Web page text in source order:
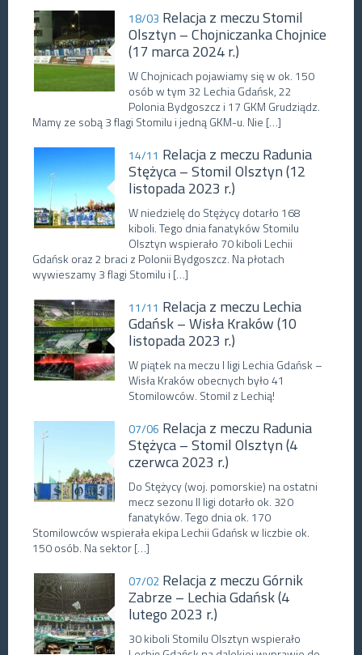
18/03 Relacja z meczu Stomil
Olsztyn – Chojniczanka Chojnice
(17 marca 2024 r.)
W Chojnicach pojawiamy się w ok. 150
osób w tym 32 Lechia Gdańsk, 22
Polonia Bydgoszcz i 17 GKM Grudziądz.
Mamy ze sobą 3 flagi Stomilu i jedną GKM-u. Nie […]
14/11 Relacja z meczu Radunia
Stężyca – Stomil Olsztyn (12
listopada 2023 r.)
W niedzielę do Stężycy dotarło 168
kiboli. Tego dnia fanatyków Stomilu
Olsztyn wspierało 70 kiboli Lechii
Gdańsk oraz 2 braci z Polonii Bydgoszcz. Na płotach
wywieszamy 3 flagi Stomilu i […]
11/11 Relacja z meczu Lechia
Gdańsk – Wisła Kraków (10
listopada 2023 r.)
W piątek na meczu I ligi Lechia Gdańsk –
Wisła Kraków obecnych było 41
Stomilowców. Stomil z Lechią!
07/06 Relacja z meczu Radunia
Stężyca – Stomil Olsztyn (4
czerwca 2023 r.)
Do Stężycy (woj. pomorskie) na ostatni
mecz sezonu II ligi dotarło ok. 320
fanatyków. Tego dnia ok. 170
Stomilowców wspierała ekipa Lechii Gdańsk w liczbie ok.
150 osób. Na sektor […]
07/02 Relacja z meczu Górnik
Zabrze – Lechia Gdańsk (4
lutego 2023 r.)
30 kiboli Stomilu Olsztyn wspierało